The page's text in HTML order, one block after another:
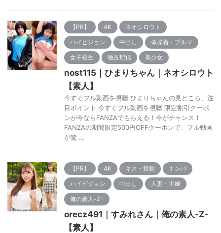
【PR】 4K ネオシロウト
ハイビジョン 中出し 体操着・ブルマ
女子校生 独占配信 美少女
nost115｜ひまりちゃん｜ネオシロウト
【素人】
今すぐフル動画を視聴 ひまりちゃんの見どころ、注
目ポイント 今すぐフル動画を視聴 限定割引クーポ
ンが今ならFANZAでもらえる！今がチャンス！
FANZAの期間限定500円OFFクーポンで、フル動画
が驚 ...
【PR】 4K キス・接吻 ナンパ
ハイビジョン 中出し 人妻・主婦
俺の素人-Z-
orecz491｜すみれさん｜俺の素人-Z-
【素人】